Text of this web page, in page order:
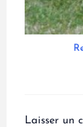
Laisser un